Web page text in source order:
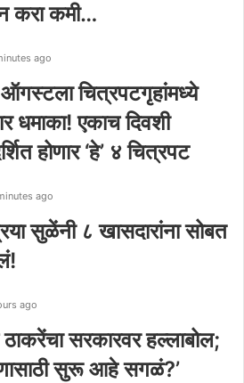
करा कमी…
ago
चित्रपटगृहांमध्ये
धमाका! एकाच दिवशी
होणार ‘हे’ ४ चित्रपट
ago
सुळेंनी ८ खासदारांना सोबत
ago
ठाकरेंचा सरकारवर हल्लाबोल;
सुरू आहे सगळं?’